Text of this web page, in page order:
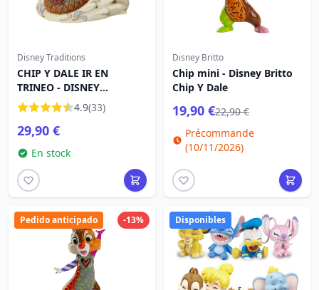
Disney Traditions
CHIP Y DALE IR EN
TRINEO - DISNEY
TRADITIONS4.9(33)
29,90 €
En stock
Disney Britto
Chip mini - Disney Britto
Chip Y Dale
19,90 €22,90 €
Précommande
(10/11/2026)
-13%
Pedido anticipado Disponibles